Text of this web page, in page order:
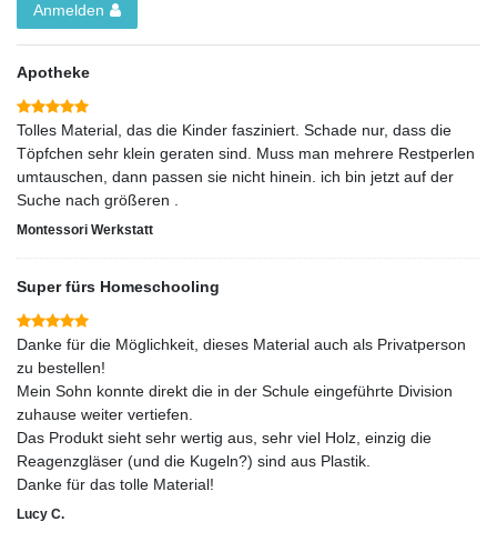
Anmelden
Apotheke
Tolles Material, das die Kinder fasziniert. Schade nur, dass die
Töpfchen sehr klein geraten sind. Muss man mehrere Restperlen
umtauschen, dann passen sie nicht hinein. ich bin jetzt auf der
Suche nach größeren .
Montessori Werkstatt
Super fürs Homeschooling
Danke für die Möglichkeit, dieses Material auch als Privatperson
zu bestellen!
Mein Sohn konnte direkt die in der Schule eingeführte Division
zuhause weiter vertiefen.
Das Produkt sieht sehr wertig aus, sehr viel Holz, einzig die
Reagenzgläser (und die Kugeln?) sind aus Plastik.
Danke für das tolle Material!
Lucy C.